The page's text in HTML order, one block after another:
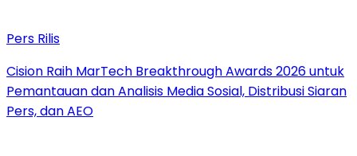
Pers Rilis
Cision Raih MarTech Breakthrough Awards 2026 untuk
Pemantauan dan Analisis Media Sosial, Distribusi Siaran
Pers, dan AEO